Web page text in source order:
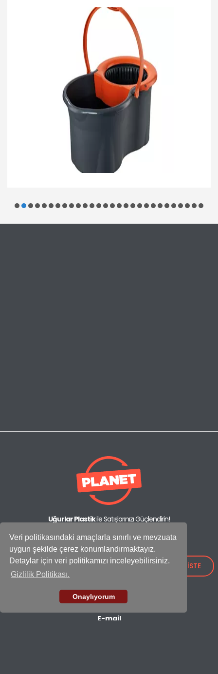
Veri politikasındaki amaçlarla sınırlı ve mevzuata
uygun şekilde çerez konumlandırmaktayız.
Detaylar için veri politikamızı inceleyebilirsiniz.
Gizlilik Politikası.
Onaylıyorum
Uğurlar Plastikile Satışlarınızı Güçlendirin!
Adres:
IOSB Mah., İpkas Sanayi Sitesi 3. Etap C Blok No: 21,
34490 Başakşehir - İstanbul / Türkiye
Showroom
Fabrika
+90 (212) 549 37 17
E-mail
TEKLİF İSTE